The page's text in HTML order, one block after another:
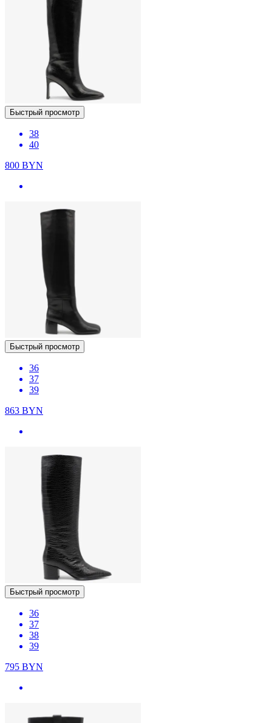
Быстрый просмотр
38
40
800 BYN
Быстрый просмотр
36
37
39
863 BYN
Быстрый просмотр
36
37
38
39
795 BYN